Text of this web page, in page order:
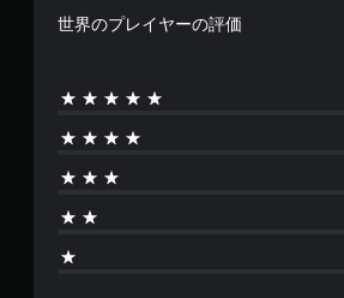
世界のプレイヤーの評価